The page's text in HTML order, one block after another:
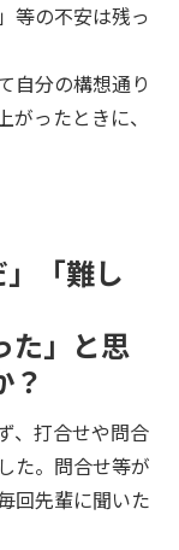
等の不安は残っ
自分の構想通り
ったときに、
「難し
」と思
？
、打合せや問合
た。問合せ等が
回先輩に聞いた